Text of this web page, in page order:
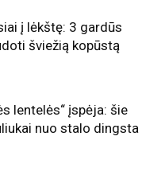
į lėkštę: 3 gardūs
šviežią kopūstą
lentelės“ įspėja: šie
nuo stalo dingsta